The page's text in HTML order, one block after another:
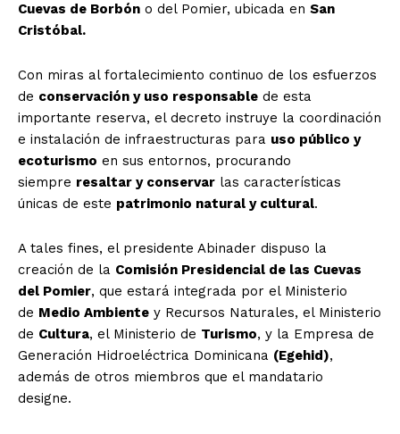
Cuevas de Borbón o del Pomier, ubicada en San
Cristóbal.
Con miras al fortalecimiento continuo de los esfuerzos
de conservación y uso responsable de esta
importante reserva, el decreto instruye la coordinación
e instalación de infraestructuras para uso público y
ecoturismo en sus entornos, procurando
siempre resaltar y conservar las características
únicas de este patrimonio natural y cultural.
A tales fines, el presidente Abinader dispuso la
creación de la Comisión Presidencial de las Cuevas
del Pomier, que estará integrada por el Ministerio
de Medio Ambiente y Recursos Naturales, el Ministerio
de Cultura, el Ministerio de Turismo, y la Empresa de
Generación Hidroeléctrica Dominicana (Egehid),
además de otros miembros que el mandatario
designe.